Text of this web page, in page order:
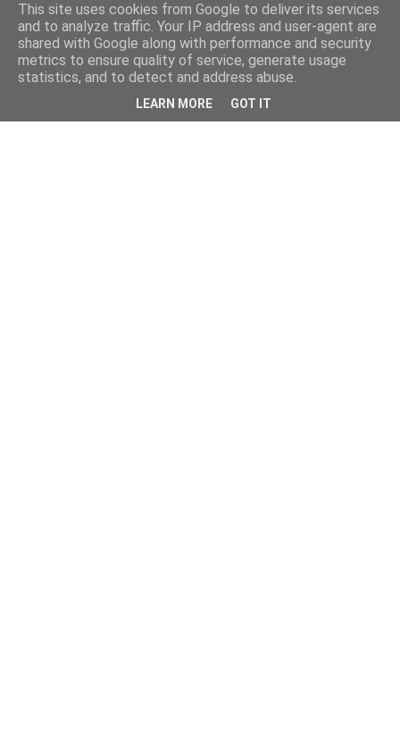
This site uses cookies from Google to deliver its services
and to analyze traffic. Your IP address and user-agent are
shared with Google along with performance and security
metrics to ensure quality of service, generate usage
statistics, and to detect and address abuse.
LEARN MORE GOT IT